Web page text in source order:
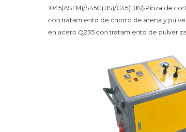
1045(ASTM)/S45C(JIS)/C45(DIN)·Pinza de
con tratamiento de chorro de arena y
en acero Q235 con tratamiento de